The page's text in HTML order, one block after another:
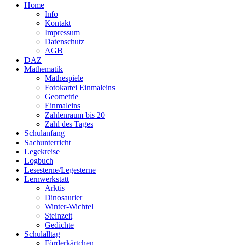
Home
Info
Kontakt
Impressum
Datenschutz
AGB
DAZ
Mathematik
Mathespiele
Fotokartei Einmaleins
Geometrie
Einmaleins
Zahlenraum bis 20
Zahl des Tages
Schulanfang
Sachunterricht
Legekreise
Logbuch
Lesesterne/Legesterne
Lernwerkstatt
Arktis
Dinosaurier
Winter-Wichtel
Steinzeit
Gedichte
Schulalltag